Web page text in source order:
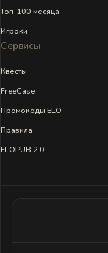
Топ-100 месяца
Игроки
Сервисы
Квесты
FreeCase
Промокоды ELO
Правила
ELOPUB 2.0